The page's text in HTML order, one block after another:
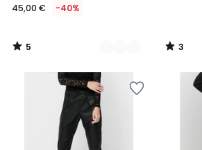
45,00 € -40%
5
/
3
/